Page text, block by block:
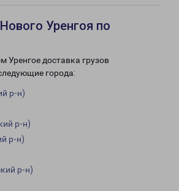
Уренгоя по
Уренгое доставка грузов
города:
р-н)
р-н)
р-н)
р-н)